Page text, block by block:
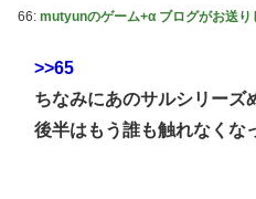
66: mutyunのゲーム+α ブログがお送り
>>65
ちなみにあのサルシリーズ
後半はもう誰も触れなくな